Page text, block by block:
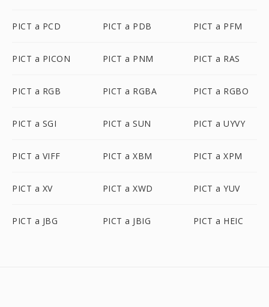
PICT a PCD PICT a PDB PICT a PFM
PICT a PICON PICT a PNM PICT a RAS
PICT a RGB PICT a RGBA PICT a RGBO
PICT a SGI PICT a SUN PICT a UYVY
PICT a VIFF PICT a XBM PICT a XPM
PICT a XV PICT a XWD PICT a YUV
PICT a JBG PICT a JBIG PICT a HEIC